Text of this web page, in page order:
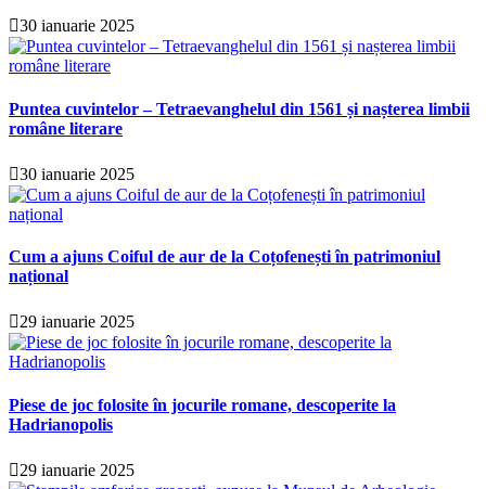
30 ianuarie 2025
Puntea cuvintelor – Tetraevanghelul din 1561 și nașterea limbii
române literare
30 ianuarie 2025
Cum a ajuns Coiful de aur de la Coțofenești în patrimoniul
național
29 ianuarie 2025
Piese de joc folosite în jocurile romane, descoperite la
Hadrianopolis
29 ianuarie 2025